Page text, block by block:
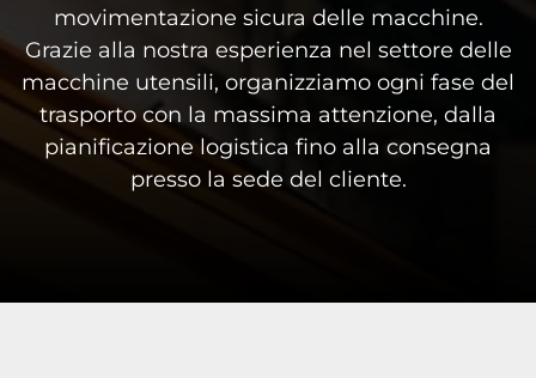
movimentazione sicura delle macchine.
Grazie alla nostra esperienza nel settore delle
macchine utensili, organizziamo ogni fase del
trasporto con la massima attenzione, dalla
pianificazione logistica fino alla consegna
presso la sede del cliente.